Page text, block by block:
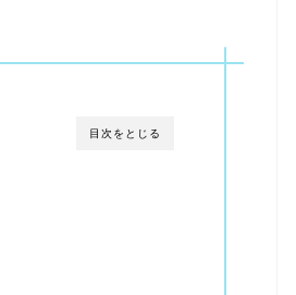
目次をとじる